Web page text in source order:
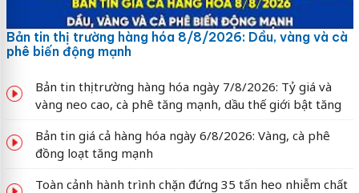
Bản tin thị trường hàng hóa 8/8/2026: Dầu, vàng và cà
phê biến động mạnh
Bản tin thị trường hàng hóa ngày 7/8/2026: Tỷ giá và
vàng neo cao, cà phê tăng mạnh, dầu thế giới bật tăng
Bản tin giá cả hàng hóa ngày 6/8/2026: Vàng, cà phê
đồng loạt tăng mạnh
Toàn cảnh hành trình chặn đứng 35 tấn heo nhiễm chất